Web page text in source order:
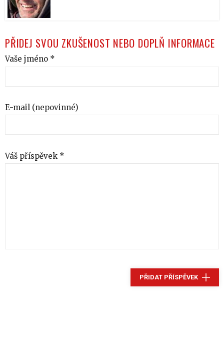
PŘIDEJ SVOU ZKUŠENOST NEBO DOPLŇ INFORMACE
Vaše jméno *
E-mail (nepovinné)
Váš příspěvek *
PŘIDAT PŘÍSPĚVEK